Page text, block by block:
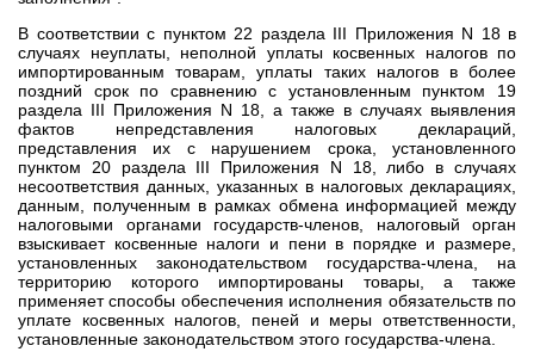
В соответствии с пунктом 22 раздела III Приложения N 18 в
случаях неуплаты, неполной уплаты косвенных налогов по
импортированным товарам, уплаты таких налогов в более
поздний срок по сравнению с установленным пунктом 19
раздела III Приложения N 18, а также в случаях выявления
фактов непредставления налоговых деклараций,
представления их с нарушением срока, установленного
пунктом 20 раздела III Приложения N 18, либо в случаях
несоответствия данных, указанных в налоговых декларациях,
данным, полученным в рамках обмена информацией между
налоговыми органами государств-членов, налоговый орган
взыскивает косвенные налоги и пени в порядке и размере,
установленных законодательством государства-члена, на
территорию которого импортированы товары, а также
применяет способы обеспечения исполнения обязательств по
уплате косвенных налогов, пеней и меры ответственности,
установленные законодательством этого государства-члена.